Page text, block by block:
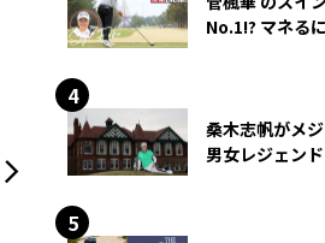
No.1!? マ
桑木志帆がメ
男女レジェン